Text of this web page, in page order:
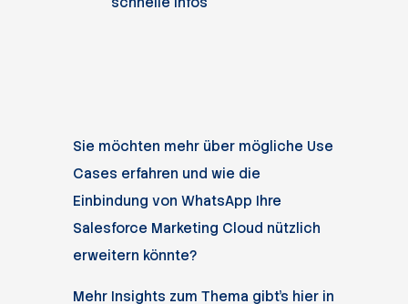
Sie möchten mehr über mögliche Use
Cases erfahren und wie die
Einbindung von WhatsApp Ihre
Salesforce Marketing Cloud nützlich
erweitern könnte?
Mehr Insights zum Thema gibt’s hier in